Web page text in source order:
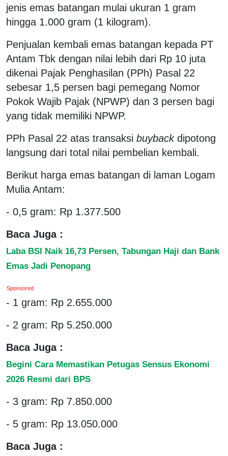
jenis emas batangan mulai ukuran 1 gram
hingga 1.000 gram (1 kilogram).
Penjualan kembali emas batangan kepada PT
Antam Tbk dengan nilai lebih dari Rp 10 juta
dikenai Pajak Penghasilan (PPh) Pasal 22
sebesar 1,5 persen bagi pemegang Nomor
Pokok Wajib Pajak (NPWP) dan 3 persen bagi
yang tidak memiliki NPWP.
PPh Pasal 22 atas transaksi buybackdipotong
langsung dari total nilai pembelian kembali.
Berikut harga emas batangan di laman Logam
Mulia Antam:
- 0,5 gram: Rp 1.377.500
Baca Juga :
Laba BSI Naik 16,73 Persen, Tabungan Haji dan Bank
Emas Jadi Penopang
Sponsored
- 1 gram: Rp 2.655.000
- 2 gram: Rp 5.250.000
Baca Juga :
Begini Cara Memastikan Petugas Sensus Ekonomi
2026 Resmi dari BPS
- 3 gram: Rp 7.850.000
- 5 gram: Rp 13.050.000
Baca Juga :